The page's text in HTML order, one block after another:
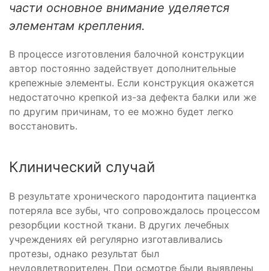
части основное внимание уделяется
элементам крепления.
В процессе изготовления балочной конструкции
автор постоянно задействует дополнительные
крепежные элементы. Если конструкция окажется
недостаточно крепкой из-за дефекта балки или же
по другим причинам, то ее можно будет легко
восстановить.
Клинический случай
В результате хронического пародонтита пациентка
потеряла все зубы, что сопровождалось процессом
резорбции костной ткани. В других лечебных
учреждениях ей регулярно изготавливались
протезы, однако результат был
неудовлетворителен. При осмотре были выявлены